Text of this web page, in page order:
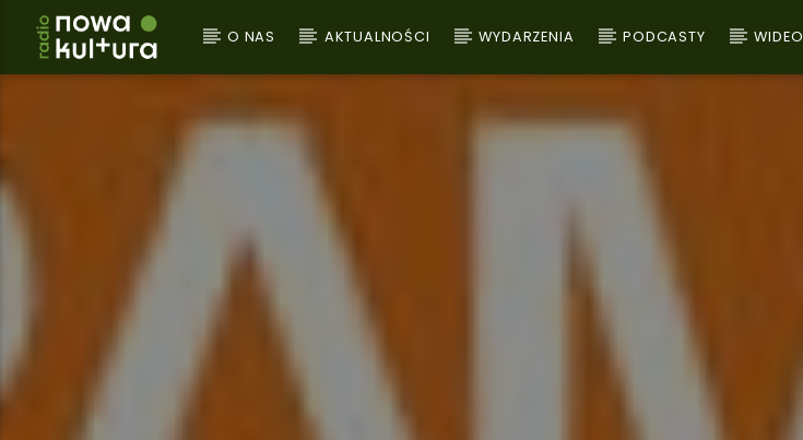
O NAS AKTUALNOŚCI WYDARZENIA PODCASTY WIDEO